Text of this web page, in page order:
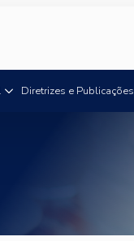
Diretrizes e Publicações